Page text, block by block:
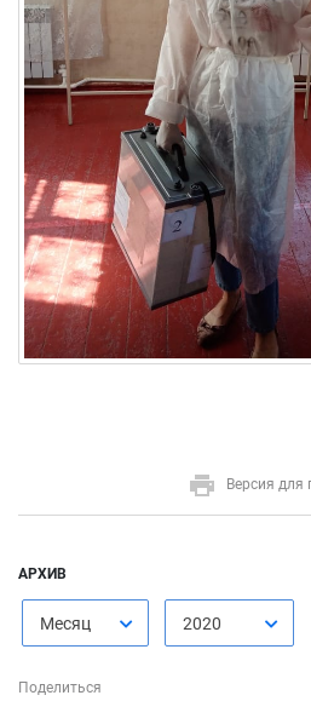
Версия для
АРХИВ
Месяц 2020
Поделиться